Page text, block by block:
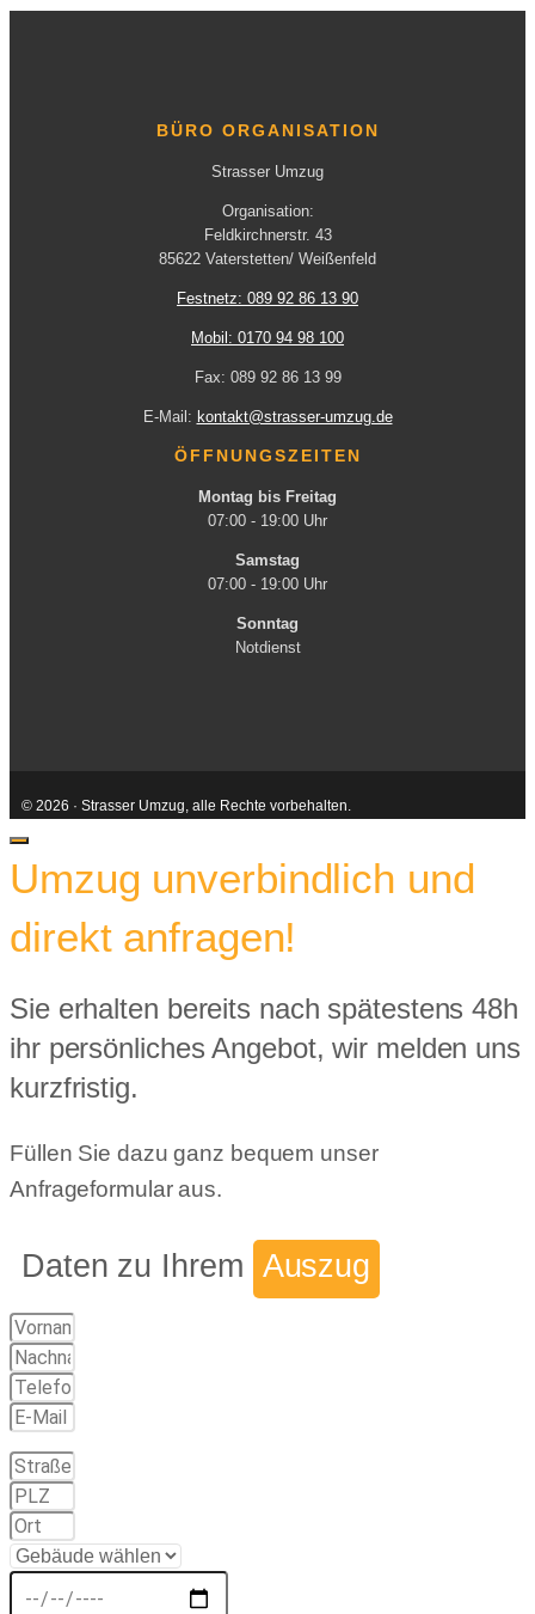
BÜRO ORGANISATION
Strasser Umzug
Organisation:
Feldkirchnerstr. 43
85622 Vaterstetten/ Weißenfeld
Festnetz: 089 92 86 13 90
Mobil: 0170 94 98 100
Fax: 089 92 86 13 99
E-Mail: kontakt@strasser-umzug.de
ÖFFNUNGSZEITEN
Montag bis Freitag
07:00 - 19:00 Uhr
Samstag
07:00 - 19:00 Uhr
Sonntag
Notdienst
© 2026 · Strasser Umzug, alle Rechte vorbehalten.
Close
Umzug unverbindlich und
direkt anfragen!
Sie erhalten bereits nach spätestens 48h
ihr persönliches Angebot, wir melden uns
kurzfristig.
Füllen Sie dazu ganz bequem unser
Anfrageformular aus.
Daten zu Ihrem Auszug